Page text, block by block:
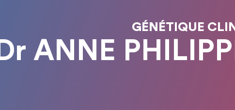
GÉNÉTIQUE
Dr ANNE